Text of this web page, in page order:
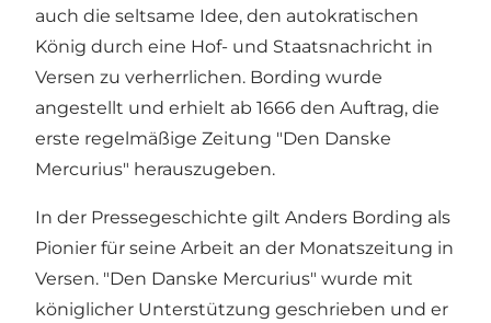
auch die seltsame Idee, den autokratischen
König durch eine Hof- und Staatsnachricht in
Versen zu verherrlichen. Bording wurde
angestellt und erhielt ab 1666 den Auftrag, die
erste regelmäßige Zeitung "Den Danske
Mercurius" herauszugeben.
In der Pressegeschichte gilt Anders Bording als
Pionier für seine Arbeit an der Monatszeitung in
Versen. "Den Danske Mercurius" wurde mit
königlicher Unterstützung geschrieben und er